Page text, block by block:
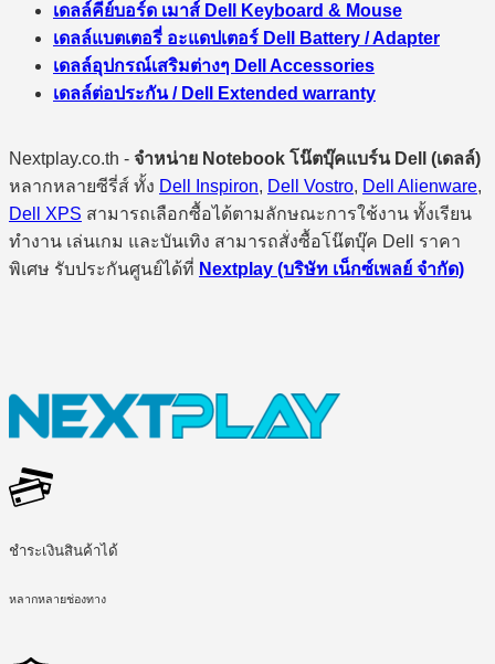
เดลล์คีย์บอร์ด เมาส์ Dell Keyboard & Mouse
เดลล์แบตเตอรี่ อะแดปเตอร์ Dell Battery / Adapter
เดลล์อุปกรณ์เสริมต่างๆ Dell Accessories
เดลล์ต่อประกัน / Dell Extended warranty
Nextplay.co.th - จำหน่าย Notebook โน๊ตบุ๊คแบร์น Dell (เดลล์)
หลากหลายซีรี่ส์ ทั้ง Dell Inspiron, Dell Vostro, Dell Alienware,
Dell XPS สามารถเลือกซื้อได้ตามลักษณะการใช้งาน ทั้งเรียน
ทำงาน เล่นเกม และบันเทิง สามารถสั่งซื้อโน๊ตบุ๊ค Dell ราคา
พิเศษ รับประกันศูนย์ได้ที่ Nextplay (บริษัท เน็กซ์เพลย์ จำกัด)
ชำระเงินสินค้าได้
หลากหลายช่องทาง